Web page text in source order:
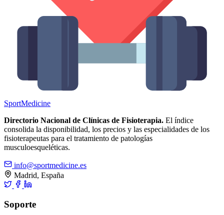
SportMedicine
Directorio Nacional de Clínicas de Fisioterapia. El índice
consolida la disponibilidad, los precios y las especialidades de los
fisioterapeutas para el tratamiento de patologías
musculoesqueléticas.
info@sportmedicine.es
Madrid, España
Soporte